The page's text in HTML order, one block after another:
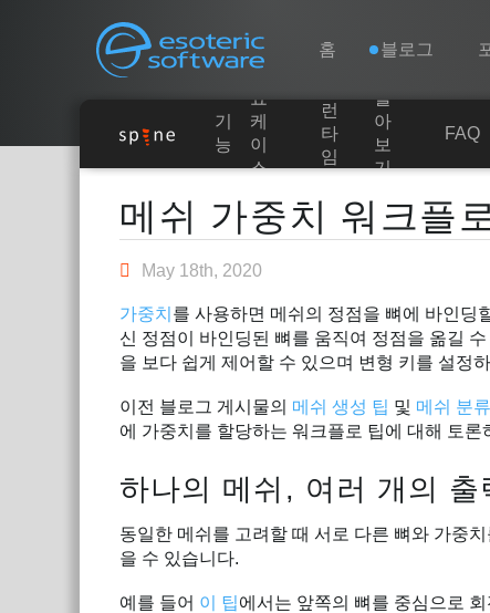
Esoteric Software
Navigation
홈 블로그
기
능
쇼
케
이
스
런
타
임
알
아
보
기
FAQ
Main Content
메쉬 가중치 워크플로
May 18th, 2020
가중치 를 사용하면 메쉬의 정점을 뼈에 바인딩
신 정점이 바인딩된 뼈를 움직여 정점을 옮길
을 보다 쉽게 제어할 수 있으며 변형 키를 설정
이전 블로그 게시물의 메쉬 생성 팁 및 메쉬 분류
에 가중치를 할당하는 워크플로 팁에 대해 토
하나의 메쉬, 여러 개의 출
동일한 메쉬를 고려할 때 서로 다른 뼈와 가중
을 수 있습니다.
예를 들어 이 팁에서는 앞쪽의 뼈를 중심으로